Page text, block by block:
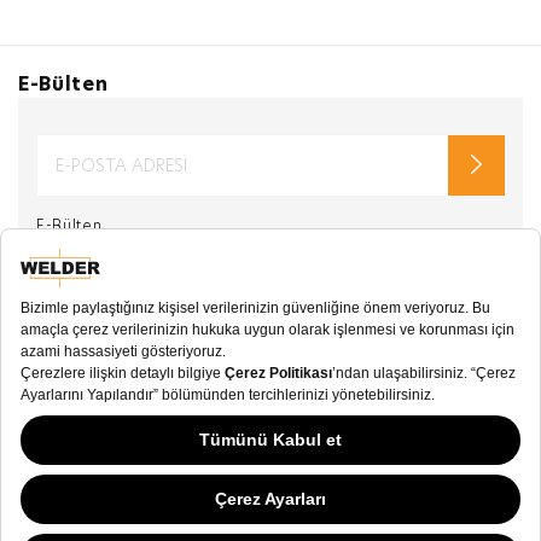
E-Bülten
E-Bülten
Welder Watch ile ilgili kampanyalardan haberdar
olmak ve e-posta almak istiyorum.
İletişim amaçlıkişisel verileriminkullanılmasına
onay veriyorum. .
SOSYAL MEDYA
KATEGORİ
KOLEKSİYON